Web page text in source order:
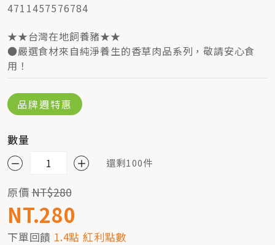
4711457576784
★★台灣在地飼養豬★★
●嚴選食材來自純淨養生的香草肉品系列，敬請安心食
用！
品牌週特惠
數量
還剩100件
原價NT$280
NT.280
下單回饋 1.4點 紅利點數